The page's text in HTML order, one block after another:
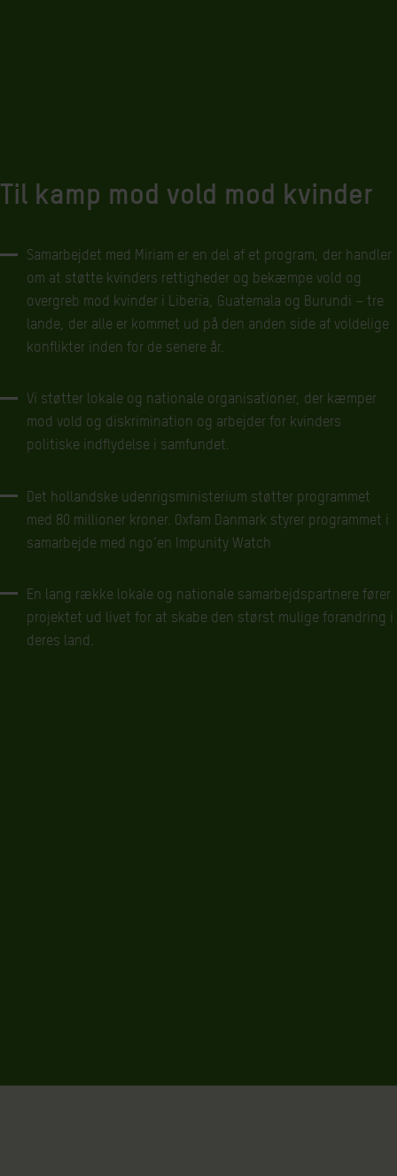
Til kamp mod vold mod kvinder
Samarbejdet med Miriam er en del af et program, der handler
om at støtte kvinders rettigheder og bekæmpe vold og
overgreb mod kvinder i Liberia, Guatemala og Burundi – tre
lande, der alle er kommet ud på den anden side af voldelige
konflikter inden for de senere år.
Vi støtter lokale og nationale organisationer, der kæmper
mod vold og diskrimination og arbejder for kvinders
politiske indflydelse i samfundet.
Det hollandske udenrigsministerium støtter programmet
med 80 millioner kroner. Oxfam Danmark styrer programmet i
samarbejde med ngo’en Impunity Watch
En lang række lokale og nationale samarbejdspartnere fører
projektet ud livet for at skabe den størst mulige forandring i
deres land.